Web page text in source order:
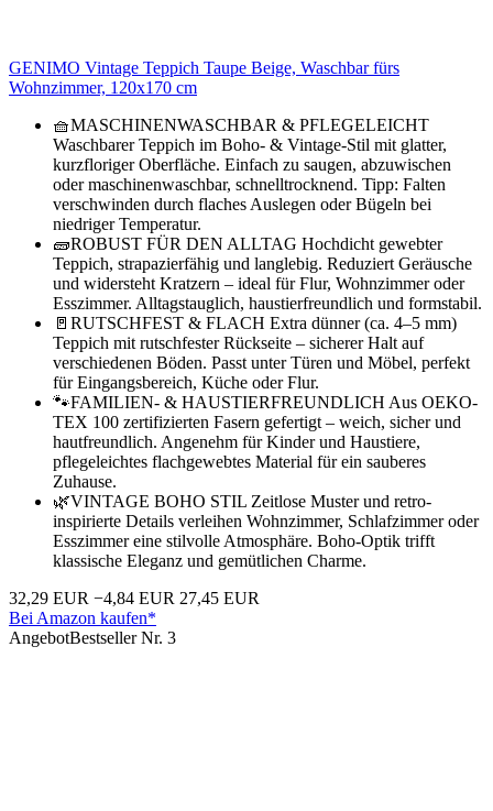
GENIMO Vintage Teppich Taupe Beige, Waschbar fürs
Wohnzimmer, 120x170 cm
🧺MASCHINENWASCHBAR & PFLEGELEICHT
Waschbarer Teppich im Boho- & Vintage-Stil mit glatter,
kurzfloriger Oberfläche. Einfach zu saugen, abzuwischen
oder maschinenwaschbar, schnelltrocknend. Tipp: Falten
verschwinden durch flaches Auslegen oder Bügeln bei
niedriger Temperatur.
🧱ROBUST FÜR DEN ALLTAG Hochdicht gewebter
Teppich, strapazierfähig und langlebig. Reduziert Geräusche
und widersteht Kratzern – ideal für Flur, Wohnzimmer oder
Esszimmer. Alltagstauglich, haustierfreundlich und formstabil.
🚪RUTSCHFEST & FLACH Extra dünner (ca. 4–5 mm)
Teppich mit rutschfester Rückseite – sicherer Halt auf
verschiedenen Böden. Passt unter Türen und Möbel, perfekt
für Eingangsbereich, Küche oder Flur.
🐾FAMILIEN- & HAUSTIERFREUNDLICH Aus OEKO-
TEX 100 zertifizierten Fasern gefertigt – weich, sicher und
hautfreundlich. Angenehm für Kinder und Haustiere,
pflegeleichtes flachgewebtes Material für ein sauberes
Zuhause.
🌿VINTAGE BOHO STIL Zeitlose Muster und retro-
inspirierte Details verleihen Wohnzimmer, Schlafzimmer oder
Esszimmer eine stilvolle Atmosphäre. Boho-Optik trifft
klassische Eleganz und gemütlichen Charme.
32,29 EUR −4,84 EUR 27,45 EUR
Bei Amazon kaufen*
AngebotBestseller Nr. 3